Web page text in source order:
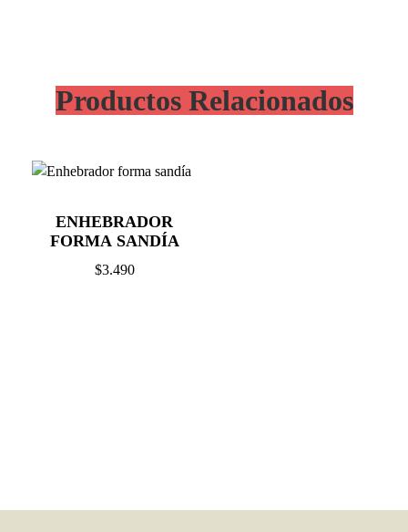
Productos Relacionados
ENHEBRADOR
FORMA SANDÍA
$3.490